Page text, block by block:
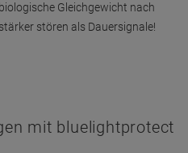
Gleichgewicht nach
stören als Dauersignale!
mit bluelightprotect